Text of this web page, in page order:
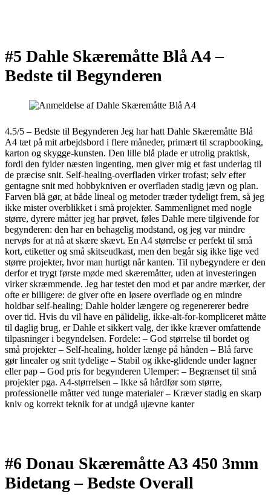
#5 Dahle Skæremåtte Blå A4 –
Bedste til Begynderen
4.5/5 – Bedste til Begynderen Jeg har hatt Dahle Skæremåtte Blå
A4 tæt på mit arbejdsbord i flere måneder, primært til scrapbooking,
karton og skygge-kunsten. Den lille blå plade er utrolig praktisk,
fordi den fylder næsten ingenting, men giver mig et fast underlag til
de præcise snit. Self-healing-overfladen virker trofast; selv efter
gentagne snit med hobbykniven er overfladen stadig jævn og plan.
Farven blå gør, at både lineal og metoder træder tydeligt frem, så jeg
ikke mister overblikket i små projekter. Sammenlignet med nogle
større, dyrere måtter jeg har prøvet, føles Dahle mere tilgivende for
begynderen: den har en behagelig modstand, og jeg var mindre
nervøs for at nå at skære skævt. En A4 størrelse er perfekt til små
kort, etiketter og små skitseudkast, men den begår sig ikke lige ved
større projekter, hvor man hurtigt når kanten. Til nybegyndere er den
derfor et trygt første møde med skæremåtter, uden at investeringen
virker skræmmende. Jeg har testet den mod et par andre mærker, der
ofte er billigere: de giver ofte en løsere overflade og en mindre
holdbar self-healing; Dahle holder længere og regenererer bedre
over tid. Hvis du vil have en pålidelig, ikke-alt-for-kompliceret måtte
til daglig brug, er Dahle et sikkert valg, der ikke kræver omfattende
tilpasninger i begyndelsen. Fordele: – God størrelse til bordet og
små projekter – Self-healing, holder længe på hånden – Blå farve
gør linealer og snit tydelige – Stabil og ikke-glidende under lagner
eller pap – God pris for begynderen Ulemper: – Begrænset til små
projekter pga. A4-størrelsen – Ikke så hårdfør som større,
professionelle måtter ved tunge materialer – Kræver stadig en skarp
kniv og korrekt teknik for at undgå ujævne kanter
#6 Donau Skæremåtte A3 450 3mm
Bidetang –Bedste Overall